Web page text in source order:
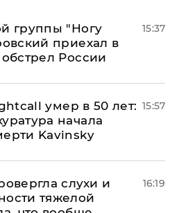
группы "Ногу
приехал в
России
15:37
умер в 50 лет:
начала
Kavinsky
15:57
слухи и
тяжелой
16:19